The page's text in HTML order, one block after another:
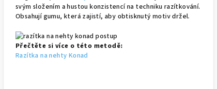
svým složením a hustou konzistencí na techniku razítkování.
Obsahují gumu, která zajistí, aby obtisknutý motiv držel.
Přečtěte si více o této metodě:
Razítka na nehty Konad